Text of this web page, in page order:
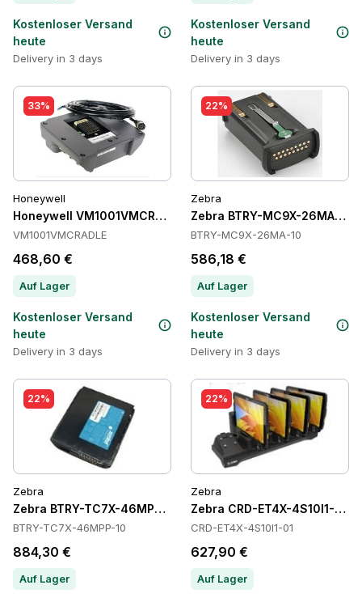
Kostenloser Versand
heute
Delivery in 3 days
Kostenloser Versand
heute
Delivery in 3 days
33%
Honeywell
Honeywell VM1001VMCRADLE Cradles
VM1001VMCRADLE
468,60 €
Auf Lager
Kostenloser Versand
heute
Delivery in 3 days
22%
Zebra
Zebra BTRY-MC9X-26MA-10
BTRY-MC9X-26MA-10
586,18 €
Auf Lager
Kostenloser Versand
heute
Delivery in 3 days
22%
Zebra
Zebra BTRY-TC7X-46MPP-10 Batteries
BTRY-TC7X-46MPP-10
884,30 €
Auf Lager
22%
Zebra
Zebra CRD-ET4X-4S10I1-01
CRD-ET4X-4S10I1-01
627,90 €
Auf Lager